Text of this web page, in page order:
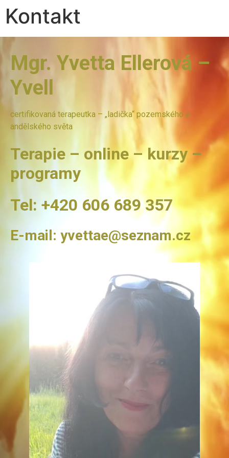
Kontakt
Mgr. Yvetta Ellerová –
Yvell
certifikovaná terapeutka – „ladička“ pozemského a
andělského světa
Terapie – online – kurzy –
programy
Tel: +420 606 689 357
E-mail: yvettae@seznam.cz